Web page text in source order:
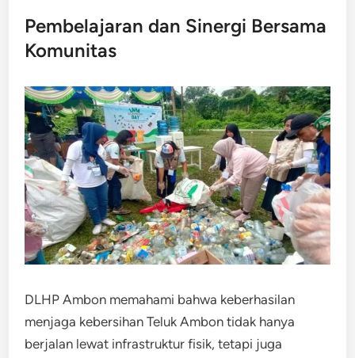
Pembelajaran dan Sinergi Bersama
Komunitas
DLHP Ambon memahami bahwa keberhasilan
menjaga kebersihan Teluk Ambon tidak hanya
berjalan lewat infrastruktur fisik, tetapi juga